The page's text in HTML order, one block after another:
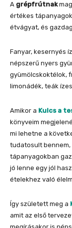
A grépfrútnak
értékes
étvágyat, és
Fanyar, kesernyés
népszerű nyers
gyümölcskoktélok,
limonádék, teák
Amikor a Kulcs a
könyveim
mi lehetne a
tudatosult
tápanyagokban
jó lenne egy jól
ételekhez való
Így született meg a
amit az első